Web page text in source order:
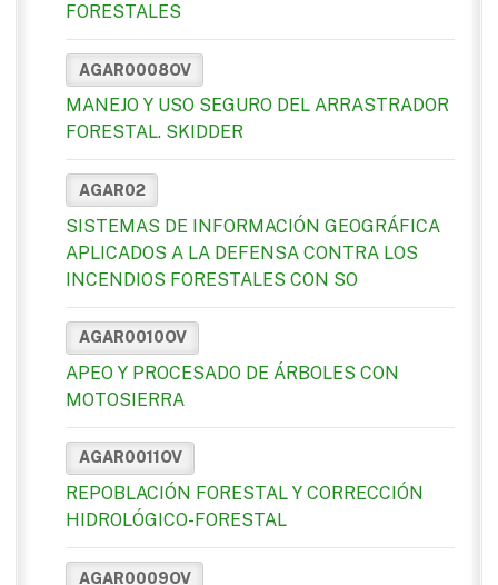
FORESTALES
AGAR0008OV
MANEJO Y USO SEGURO DEL ARRASTRADOR
FORESTAL. SKIDDER
AGAR02
SISTEMAS DE INFORMACIÓN GEOGRÁFICA
APLICADOS A LA DEFENSA CONTRA LOS
INCENDIOS FORESTALES CON SO
AGAR0010OV
APEO Y PROCESADO DE ÁRBOLES CON
MOTOSIERRA
AGAR0011OV
REPOBLACIÓN FORESTAL Y CORRECCIÓN
HIDROLÓGICO-FORESTAL
AGAR0009OV